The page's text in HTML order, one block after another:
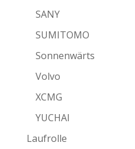
SANY
SUMITOMO
Sonnenwärts
Volvo
XCMG
YUCHAI
Laufrolle